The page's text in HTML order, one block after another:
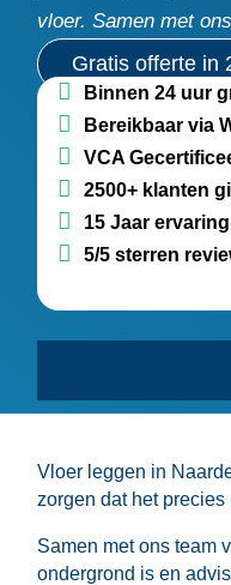
vloer.​ Samen met
Gratis offerte in
Binnen 24 uur
Bereikbaar via
VCA
2500+ klanten
15 Jaar ervaring
5/5 sterren
Vloer leggen in
zorgen dat het
Samen met ons team
ondergrond is en